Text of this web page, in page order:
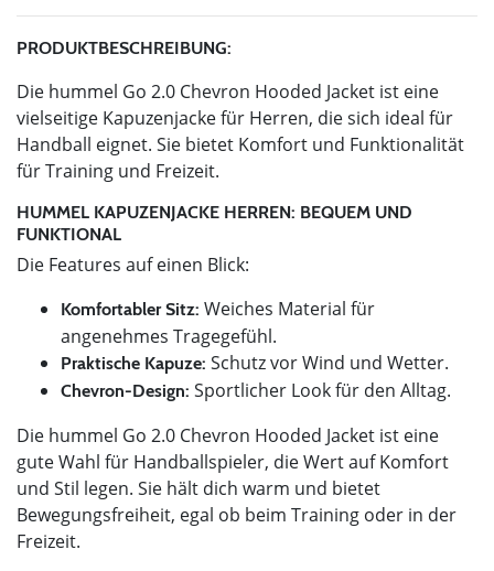
PRODUKTBESCHREIBUNG:
Die hummel Go 2.0 Chevron Hooded Jacket ist eine
vielseitige Kapuzenjacke für Herren, die sich ideal für
Handball eignet. Sie bietet Komfort und Funktionalität
für Training und Freizeit.
HUMMEL KAPUZENJACKE HERREN: BEQUEM UND
FUNKTIONAL
Die Features auf einen Blick:
Komfortabler Sitz: Weiches Material für
angenehmes Tragegefühl.
Praktische Kapuze: Schutz vor Wind und Wetter.
Chevron-Design: Sportlicher Look für den Alltag.
Die hummel Go 2.0 Chevron Hooded Jacket ist eine
gute Wahl für Handballspieler, die Wert auf Komfort
und Stil legen. Sie hält dich warm und bietet
Bewegungsfreiheit, egal ob beim Training oder in der
Freizeit.